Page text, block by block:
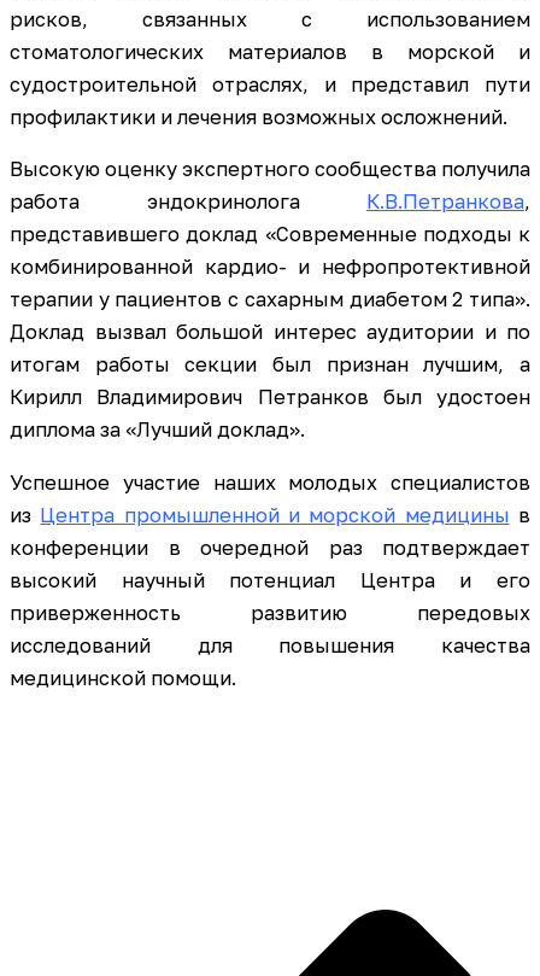
рисков, связанных с использованием
стоматологических материалов в морской и
судостроительной отраслях, и представил пути
профилактики и лечения возможных осложнений.
Высокую оценку экспертного сообщества получила
работа эндокринолога К.В.Петранкова,
представившего доклад «Современные подходы к
комбинированной кардио- и нефропротективной
терапии у пациентов с сахарным диабетом 2 типа».
Доклад вызвал большой интерес аудитории и по
итогам работы секции был признан лучшим, а
Кирилл Владимирович Петранков был удостоен
диплома за «Лучший доклад».
Успешное участие наших молодых специалистов
из Центра промышленной и морской медицины в
конференции в очередной раз подтверждает
высокий научный потенциал Центра и его
приверженность развитию передовых
исследований для повышения качества
медицинской помощи.